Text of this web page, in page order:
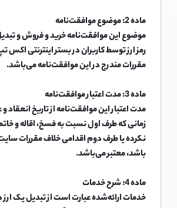
ماده 2: موضوع موافقت‌نامه
موضوع این موافقت‌نامه خرید و فروش و
رمز ارز توسط کاربران در بستر اینترنتی
مقررات مندرج در این موافقت‌نامه می‌باشد.
ماده 3: مدت اعتبار موافقت‌نامه
مدت اعتبار این موافقت‌نامه از تاریخ انعقاد
زمانی که طرف اول نسبت به فسخ، اقاله و
نکرده یا طرف دوم اقدامی خلاف مقررات
باشد، معتبر می‌باشد.
ماده 4: شرح خدمات
خدمات ارائه‌شده عبارت است از تبدیل یک ارز